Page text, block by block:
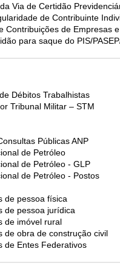
Via de Certidão
de Contribuinte
Contribuições de Empresas
para saque do PIS/
Débitos Trabalhistas
Tribunal Militar – STM
Públicas ANP
de Petróleo
de Petróleo - GLP
de Petróleo - Postos
de pessoa física
de pessoa jurídica
de imóvel rural
de obra de construção civil
de Entes Federativos